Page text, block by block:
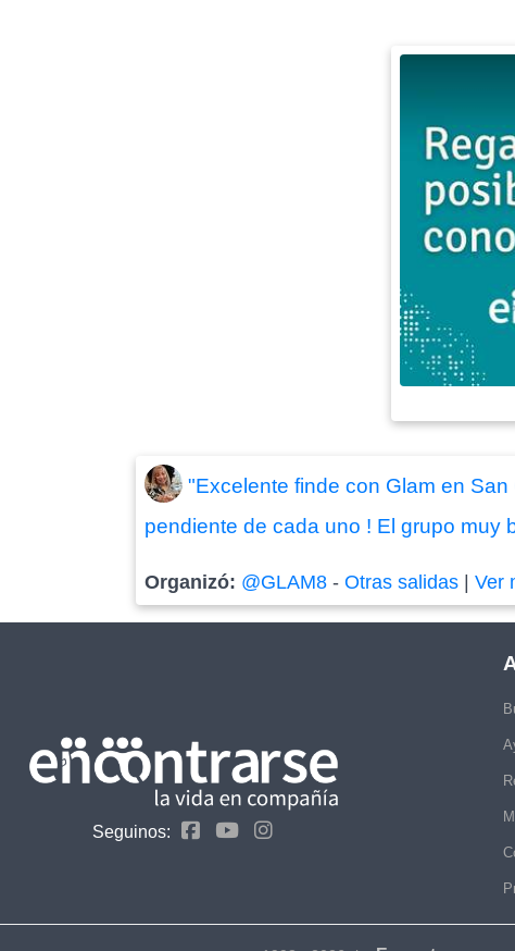
"Excelente finde con Glam en
pendiente de cada uno ! El grupo muy
Organizó: @GLAM8 -Otras salidas |Ver
Seguinos: